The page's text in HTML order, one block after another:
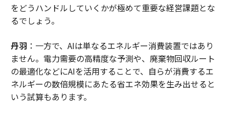
をどうハンドルしていくかが極めて重要な経営課題とな
るでしょう。
丹羽 ：一方で、AIは単なるエネルギー消費装置ではあり
ません。電力需要の高精度な予測や、廃棄物回収ルート
の最適化などにAIを活用することで、自らが消費するエ
ネルギーの数倍規模にあたる省エネ効果を生み出せると
いう試算もあります。